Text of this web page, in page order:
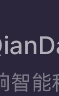
智